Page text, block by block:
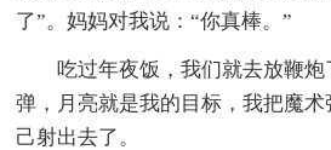
了”。妈妈对我说：“你真棒。”
吃过年夜饭，我们就去放鞭
弹，月亮就是我的目标，我把魔
己射出去了。